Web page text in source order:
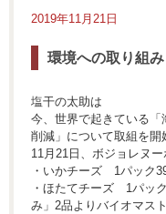
2019年11月21日
環境への取り組み
塩干の太助は
今、世界で起きている
削減」について取組を開
11月21日、ボジョレヌ
・いかチーズ 1パック
・ほたてチーズ 1パッ
み」2品よりバイオマス